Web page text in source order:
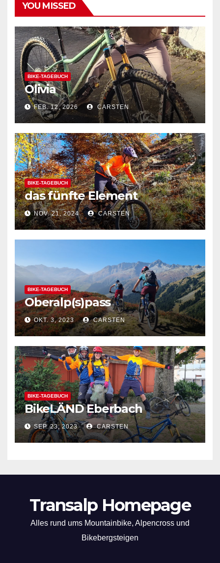
YOU MISSED
BIKE-TAGEBUCH
Olivia
FEB. 12, 2026 CARSTEN
BIKE-TAGEBUCH
das fünfte Element
NOV. 21, 2024 CARSTEN
BIKE-TAGEBUCH
Oberalp(s)pass
OKT. 3, 2023 CARSTEN
BIKE-TAGEBUCH
BikeLÄND Eberbach
SEP. 23, 2023 CARSTEN
Transalp Homepage
Alles rund ums Mountainbike, Alpencross und
Bikebergsteigen